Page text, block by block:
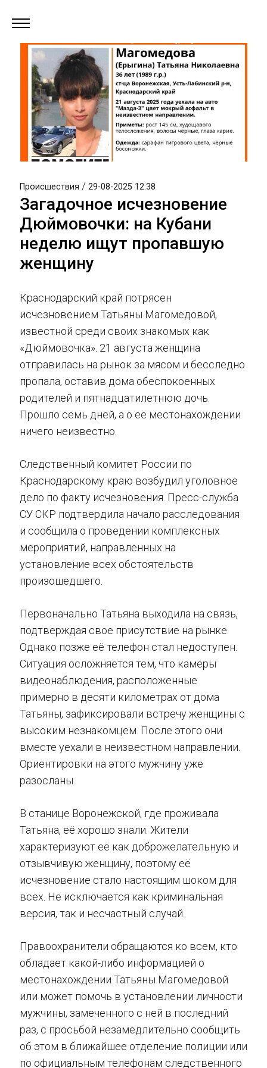
Происшествия / 29-08-2025 12:38
Загадочное исчезновение
Дюймовочки: на Кубани
неделю ищут пропавшую
женщину
Краснодарский край потрясен
исчезновением Татьяны Магомедовой,
известной среди своих знакомых как
«Дюймовочка». 21 августа женщина
отправилась на рынок за мясом и бесследно
пропала, оставив дома обеспокоенных
родителей и пятнадцатилетнюю дочь.
Прошло семь дней, а о её местонахождении
ничего неизвестно.
Следственный комитет России по
Краснодарскому краю возбудил уголовное
дело по факту исчезновения. Пресс-служба
СУ СКР подтвердила начало расследования
и сообщила о проведении комплексных
мероприятий, направленных на
установление всех обстоятельств
произошедшего.
Первоначально Татьяна выходила на связь,
подтверждая свое присутствие на рынке.
Однако позже её телефон стал недоступен.
Ситуация осложняется тем, что камеры
видеонаблюдения, расположенные
примерно в десяти километрах от дома
Татьяны, зафиксировали встречу женщины с
высоким незнакомцем. После этого они
вместе уехали в неизвестном направлении.
Ориентировки на этого мужчину уже
разосланы.
В станице Воронежской, где проживала
Татьяна, её хорошо знали. Жители
характеризуют её как доброжелательную и
отзывчивую женщину, поэтому её
исчезновение стало настоящим шоком для
всех. Не исключается как криминальная
версия, так и несчастный случай.
Правоохранители обращаются ко всем, кто
обладает какой-либо информацией о
местонахождении Татьяны Магомедовой
или может помочь в установлении личности
мужчины, замеченного с ней в последний
раз, с просьбой незамедлительно сообщить
об этом в ближайшее отделение полиции или
по официальным телефонам следственного